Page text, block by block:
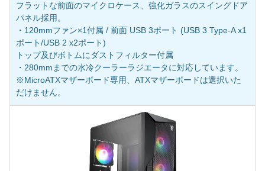
フラットな前面のマイクロケース、強化ガラスのスイングドア
パネル採用。
・120mmファン×1付属 / 前面 USB 3ポート (USB 3 Type-A x1
ポート/USB 2 x2ポート)
トップ及びボトムにダストフィルター付属
・280mmまでの水冷クーラーラジエータに対応しています。
※MicroATXマザーボード専用、ATXマザーボードは選択いた
だけません。